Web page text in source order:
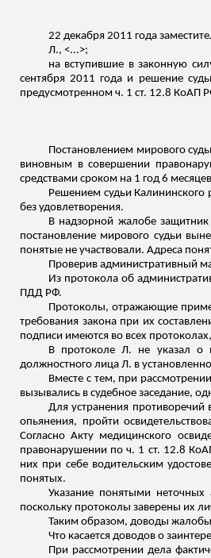
22 декабря 2011 года
Л., <...>;
на вступившие в законную
сентября 2011 года и решение
предусмотренном ч. 1 ст. 12.8 КоАП
Постановлением мирового
виновным в совершении
средствами сроком на 1 год 6
Решением судьи Калининского
без удовлетворения.
В надзорной жалобе защитник
постановление мирового судьи
понятые не участвовали. Адреса
Проверив административный
Из протокола об
ПДД РФ.
Протоколы, отражающие
требования закона при их
подписи имеются во всех
В протоколе Л. не указал о
должностного лица Л. в
Вместе с тем, при
вызывались в судебное заседание,
Для устранения
опьянения, пройти
Согласно Акту медицинского
правонарушении по ч. 1 ст. 12.8
них при себе водительским
понятых.
Указание понятыми неточных
поскольку протоколы заверены их
Таким образом, доводы жалобы
Что касается доводов о
При рассмотрении дела